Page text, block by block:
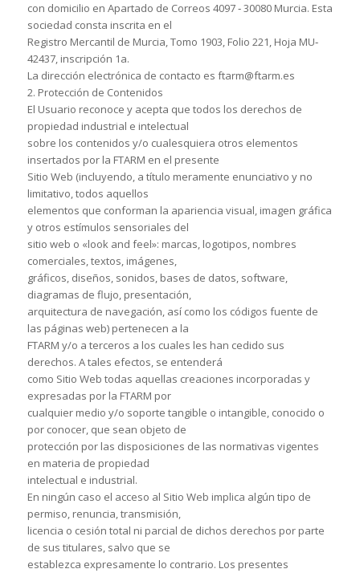
con domicilio en Apartado de Correos 4097 ‐ 30080 Murcia. Esta
sociedad consta inscrita en el
Registro Mercantil de Murcia, Tomo 1903, Folio 221, Hoja MU‐
42437, inscripción 1a.
La dirección electrónica de contacto es ftarm@ftarm.es
2. Protección de Contenidos
El Usuario reconoce y acepta que todos los derechos de
propiedad industrial e intelectual
sobre los contenidos y/o cualesquiera otros elementos
insertados por la FTARM en el presente
Sitio Web (incluyendo, a título meramente enunciativo y no
limitativo, todos aquellos
elementos que conforman la apariencia visual, imagen gráfica
y otros estímulos sensoriales del
sitio web o «look and feel»: marcas, logotipos, nombres
comerciales, textos, imágenes,
gráficos, diseños, sonidos, bases de datos, software,
diagramas de flujo, presentación,
arquitectura de navegación, así como los códigos fuente de
las páginas web) pertenecen a la
FTARM y/o a terceros a los cuales les han cedido sus
derechos. A tales efectos, se entenderá
como Sitio Web todas aquellas creaciones incorporadas y
expresadas por la FTARM por
cualquier medio y/o soporte tangible o intangible, conocido o
por conocer, que sean objeto de
protección por las disposiciones de las normativas vigentes
en materia de propiedad
intelectual e industrial.
En ningún caso el acceso al Sitio Web implica algún tipo de
permiso, renuncia, transmisión,
licencia o cesión total ni parcial de dichos derechos por parte
de sus titulares, salvo que se
establezca expresamente lo contrario. Los presentes